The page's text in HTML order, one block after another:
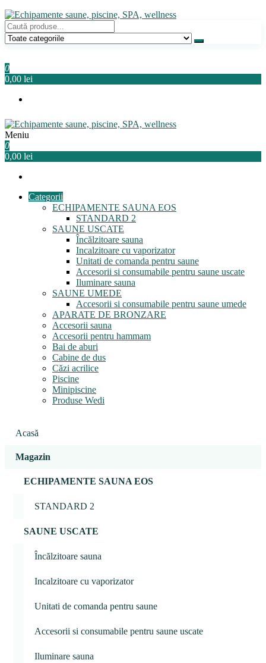
Sari
la
conținut
Echipamente saune, piscine, SPA, wellness
Relaxeaza-te!
0
0,00 lei
Echipamente saune, piscine, SPA, wellness
Relaxeaza-te!
Meniu
0
0,00 lei
Categorii
ECHIPAMENTE SAUNA EOS
STANDARD 2
SAUNE USCATE
Încălzitoare sauna
Incalzitoare cu vaporizator
Unitati de comanda pentru saune
Accesorii si consumabile pentru saune uscate
Iluminare sauna
SAUNE UMEDE
Accesorii si consumabile pentru saune umede
APARATE DE BRONZARE
Accesorii sauna
Accesorii pentru hammam
Bai de aburi
Cabine de dus
Căzi acrilice
Piscine
Minipiscine
Produse Wedi
Acasă
Magazin
ECHIPAMENTE SAUNA EOS
STANDARD 2
SAUNE USCATE
Încălzitoare sauna
Incalzitoare cu vaporizator
Unitati de comanda pentru saune
Accesorii si consumabile pentru saune uscate
Iluminare sauna